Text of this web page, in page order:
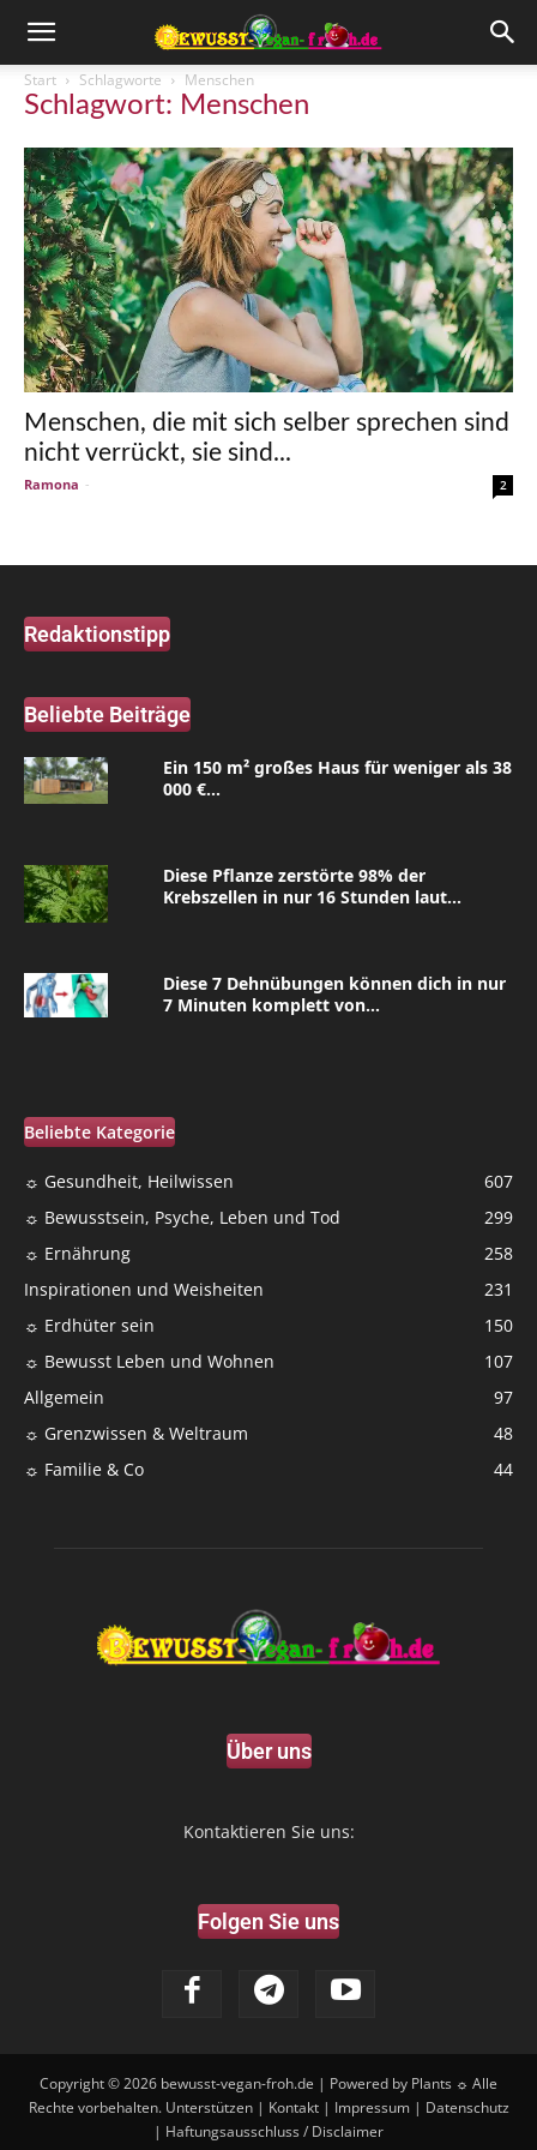
Start Schlagworte Menschen
Schlagwort: Menschen
Menschen, die mit sich selber sprechen sind
nicht verrückt, sie sind...
Ramona - 2
Redaktionstipp
Beliebte Beiträge
Ein 150 m² großes Haus für weniger als 38
000 €...
Diese Pflanze zerstörte 98% der
Krebszellen in nur 16 Stunden laut...
Diese 7 Dehnübungen können dich in nur
7 Minuten komplett von...
Beliebte Kategorie
☼ Gesundheit, Heilwissen
607
☼ Bewusstsein, Psyche, Leben und Tod
299
☼ Ernährung
258
Inspirationen und Weisheiten
231
☼ Erdhüter sein
150
☼ Bewusst Leben und Wohnen
107
Allgemein
97
☼ Grenzwissen & Weltraum
48
☼ Familie & Co
44
Über uns
Kontaktieren Sie uns:
Folgen Sie uns
Copyright © 2026 bewusst-vegan-froh.de | Powered by Plants ☼ Alle
Rechte vorbehalten. Unterstützen| Kontakt| Impressum| Datenschutz
| Haftungsausschluss / Disclaimer